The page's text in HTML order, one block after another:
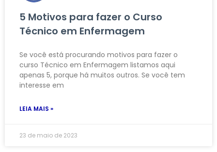
5 Motivos para fazer o Curso
Técnico em Enfermagem
Se você está procurando motivos para fazer o
curso Técnico em Enfermagem listamos aqui
apenas 5, porque há muitos outros. Se você tem
interesse em
LEIA MAIS »
23 de maio de 2023